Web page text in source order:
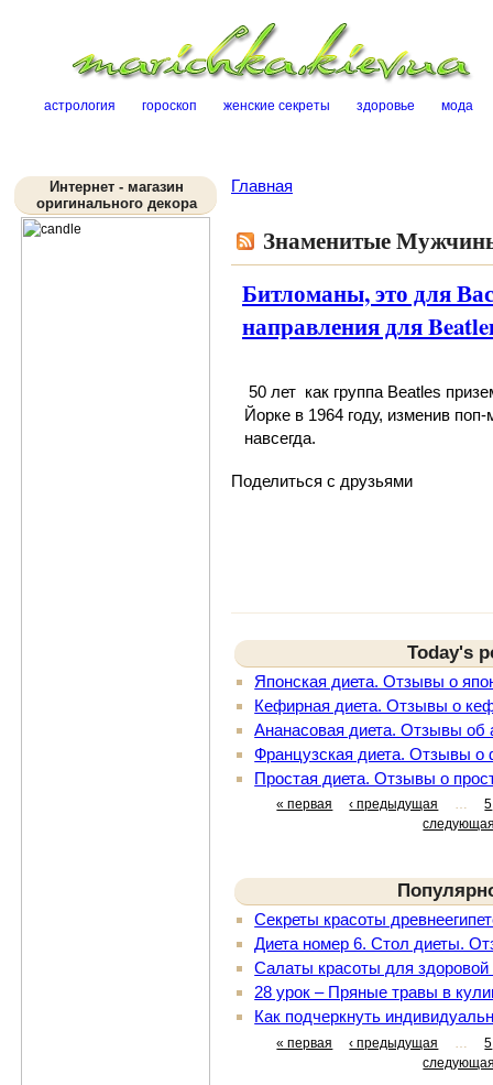
астрология гороскоп женские секреты здоровье мода
Интернет - магазин
оригинального декора
Главная
Знаменитые
Битломаны, это для
направления для
50 лет как группа Beatles
Йорке в 1964 году, изменив
навсегда.
Поделиться с друзьями
Today's
Японская диета. Отзывы о
Кефирная диета. Отзывы о
Ананасовая диета. Отзывы об
Французская диета. Отзывы о
Простая диета. Отзывы о
« первая ‹ предыдущая …
5
Секреты красоты
Диета номер 6. Стол диеты.
Салаты красоты для здоровой
28 урок – Пряные травы в
Как подчеркнуть
« первая ‹ предыдущая …
5